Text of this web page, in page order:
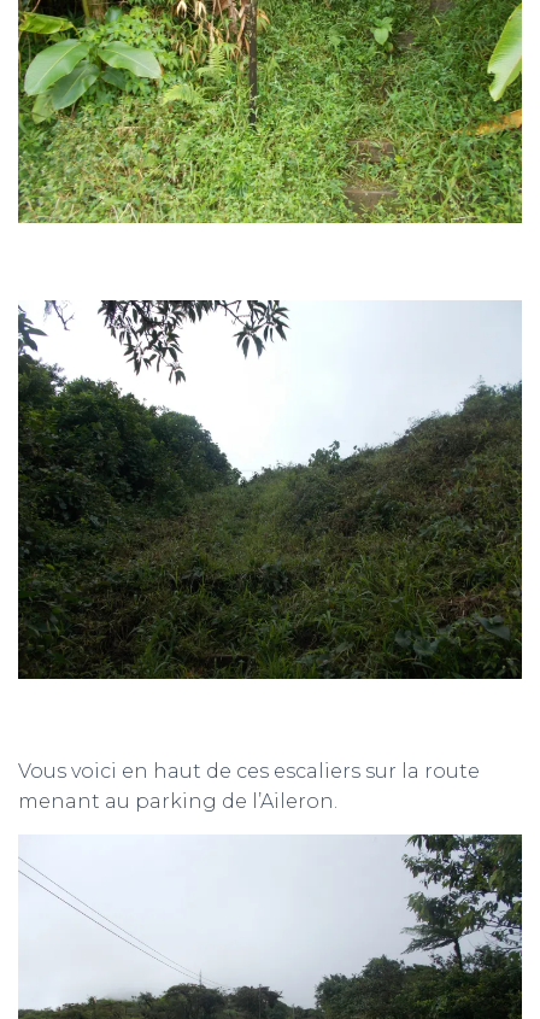
Vous voici en haut de ces escaliers sur la route
menant au parking de l’Aileron.